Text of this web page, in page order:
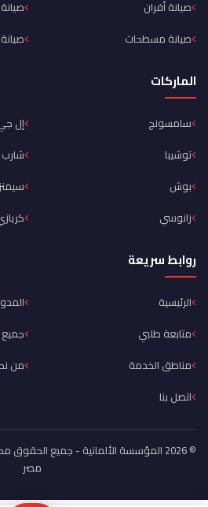
صيانة أفران
صيانة مسطحات
الماركات
سامسونج
إل
توشيبا
شارب
بوش
سيمنز
زانوسي
روابط سريعة
الرئيسية
متابعة طلبي
جميع
مناطق الخدمة
من
اتصل بنا
© 2026 المؤسسة الألمانية - جميع
مصر